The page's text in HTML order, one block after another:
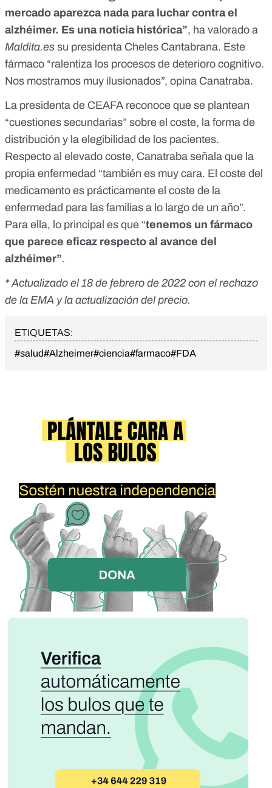
mercado aparezca nada para luchar contra el
alzhéimer. Es una noticia histórica”, ha valorado a
Maldita.es su presidenta Cheles Cantabrana. Este
fármaco “ralentiza los procesos de deterioro cognitivo.
Nos mostramos muy ilusionados”, opina Canatraba.
La presidenta de CEAFA reconoce que se plantean
“cuestiones secundarias” sobre el coste, la forma de
distribución y la elegibilidad de los pacientes.
Respecto al elevado coste, Canatraba señala que la
propia enfermedad “también es muy cara. El coste del
medicamento es prácticamente el coste de la
enfermedad para las familias a lo largo de un año”.
Para ella, lo principal es que “tenemos un fármaco
que parece eficaz respecto al avance del
alzhéimer”.
* Actualizado el 18 de febrero de 2022 con el rechazo
de la EMA y la actualización del precio.
ETIQUETAS:
#salud#Alzheimer#ciencia#farmaco#FDA